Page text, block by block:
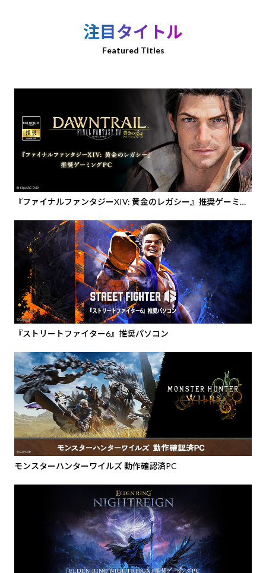
注目タイトル
Featured Titles
『ファイナルファンタジーXIV: 黄金のレガシー』推奨ゲーミン
『ストリートファイター6』推奨パソコン
モンスターハンターワイルズ 動作確認済PC